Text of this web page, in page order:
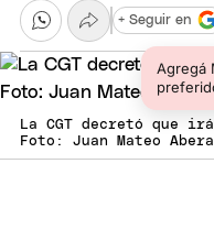
Agregá
+ Seguir en
La CGT decretó que
Foto: Juan Mateo